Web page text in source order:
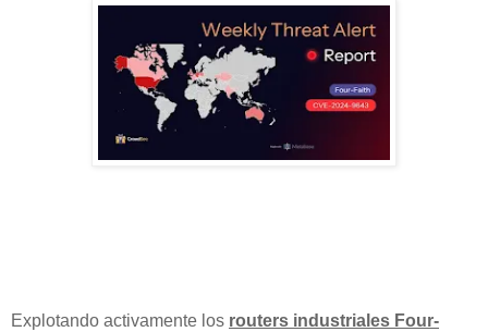
Explotando activamente los routers industriales Four-